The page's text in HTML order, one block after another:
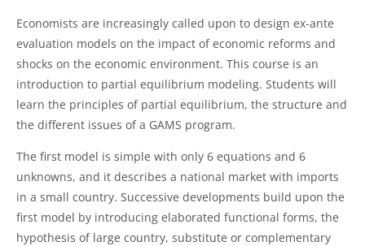
Economists are increasingly called upon to design ex-ante
evaluation models on the impact of economic reforms and
shocks on the economic environment. This course is an
introduction to partial equilibrium modeling. Students will
learn the principles of partial equilibrium, the structure and
the different issues of a GAMS program.
The first model is simple with only 6 equations and 6
unknowns, and it describes a national market with imports
in a small country. Successive developments build upon the
first model by introducing elaborated functional forms, the
hypothesis of large country, substitute or complementary